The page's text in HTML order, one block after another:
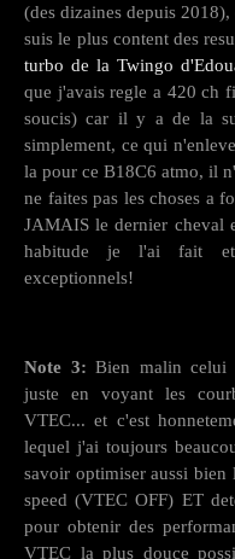
(des dizaines depuis
suis le plus content des
turbo de la Twingo
que j'avais regle a 420 ch
soucis) car il y a de la
simplement, ce qui
la pour ce B18C6 atmo, il
ne faites pas les choses a
JAMAIS le dernier cheval
habitude je l'ai fait et
exceptionnels!
Note 3: Bien malin celui
juste en voyant les
VTEC... et c'est
lequel j'ai toujours
savoir optimiser aussi
speed (VTEC OFF) ET
pour obtenir des
VTEC la plus douce